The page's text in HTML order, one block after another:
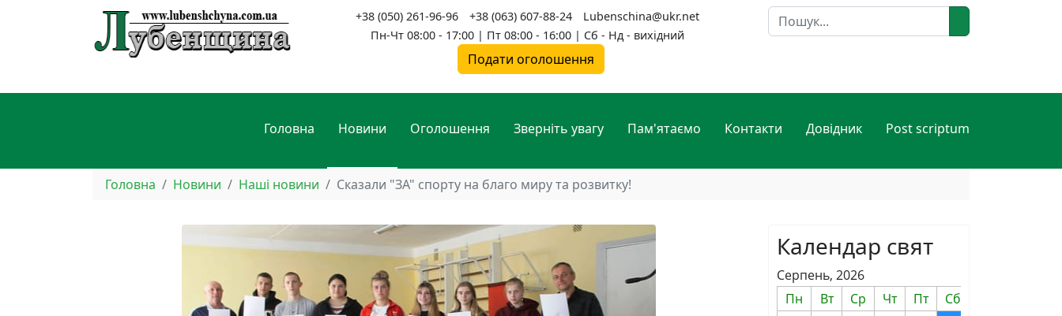
+38 (050) 261-96-96 +38 (063) 607-88-24
Lubenschina@ukr.net
Пн-Чт 08:00 - 17:00 | Пт 08:00 - 16:00 | Сб - Нд - вихідний
Подати оголошення
Пошук
Головна Новини Оголошення Зверніть увагу Пам'ятаємо Контакти Довідник Post scriptum
Головна Новини Наші новини Сказали "ЗА" спорту на благо миру та розвитку!
Календар свят
Серпень, 2026
Пн
Вт Ср Чт Пт Сб